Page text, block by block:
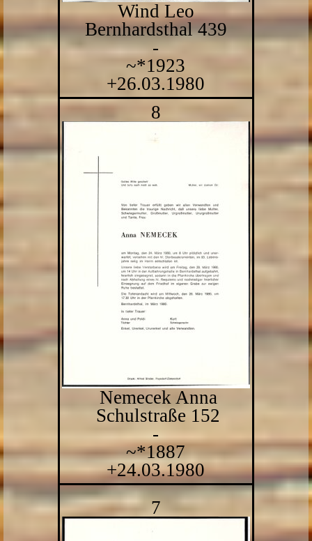
Wind Leo
Bernhardsthal 439
-
~*1923
+26.03.1980
8
Nemecek Anna
Schulstraße 152
-
~*1887
+24.03.1980
7